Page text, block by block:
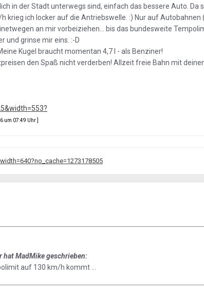
in der Stadt unterwegs sind, einfach das bessere Auto. Da
krieg ich locker auf die Antriebswelle. :) Nur auf Autobahnen
an mir vorbeiziehen... bis das bundesweite
und grinse mir eins. :-D
Kugel braucht momentan 4,7 l - als Benziner!
den Spaß nicht verderben! Allzeit freie Bahn mit
um 07:49 Uhr ]
hat MadMike geschrieben:
auf 130 km/h kommt ...